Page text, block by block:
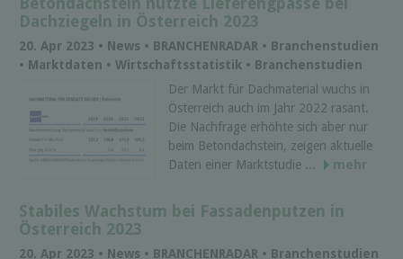
Dachziegeln in Österreich 2023
20. Apr 2023 • News • BRANCHENRADAR • Branchenstudien
• Marktdaten • Wirtschaftsstatistik • Branchenstudien
Der Markt für Dachmaterial wuchs in
Österreich auch im Jahr 2022 rasant.
Die Nachfrage erhöhte sich aber nur
beim Betondachstein, zeigen aktuelle
Daten einer Marktstudie ...
mehr
Stabiles Wachstum bei Fassadenputzen in
Österreich 2023
20. Apr 2023 • News • BRANCHENRADAR • Branchenstudien